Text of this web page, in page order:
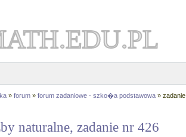
» forum » forum zadaniowe - szko�a podstawowa » zadanie
naturalne, zadanie nr 426